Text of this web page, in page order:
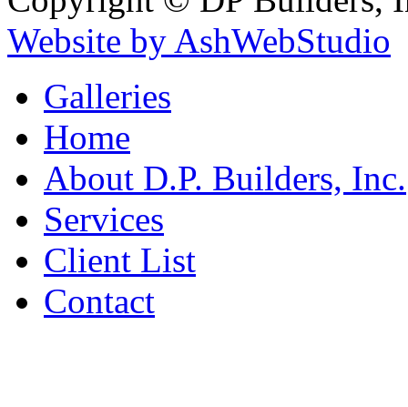
Website by AshWebStudio
Galleries
Home
About D.P. Builders, Inc.
Services
Client List
Contact